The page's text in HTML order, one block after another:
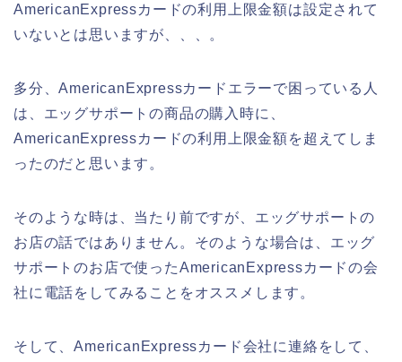
AmericanExpressカードの利用上限金額は設定されて
いないとは思いますが、、、。
多分、AmericanExpressカードエラーで困っている人
は、エッグサポートの商品の購入時に、
AmericanExpressカードの利用上限金額を超えてしま
ったのだと思います。
そのような時は、当たり前ですが、エッグサポートの
お店の話ではありません。そのような場合は、エッグ
サポートのお店で使ったAmericanExpressカードの会
社に電話をしてみることをオススメします。
そして、AmericanExpressカード会社に連絡をして、